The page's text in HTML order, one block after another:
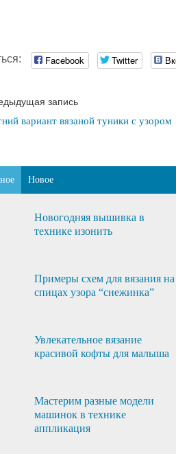
Facebook Twitter
запись
вариант вязаной туники с узором
Новое
Новогодняя вышивка в
технике изонить
Примеры схем для вязания на
спицах узора “снежинка”
Увлекательное вязание
красивой кофты для малыша
Мастерим разные модели
машинок в технике
аппликация